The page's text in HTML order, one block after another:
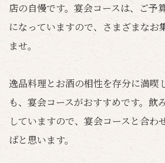
店の自慢です。宴会コースは、ご予
になっていますので、さまざまなお
ませ。
逸品料理とお酒の相性を存分に満喫
も、宴会コースがおすすめです。飲
していますので、宴会コースと合わ
ばと思います。